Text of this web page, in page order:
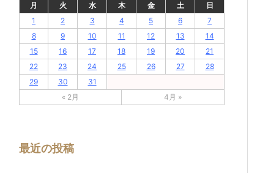
月
火 水 木 金 土
日
1
2 3 4 5 6
7
8
9 10 11 12 13
14
15
16 17 18 19 20
21
22
23 24 25 26 27
28
29
30
31
« 2月
4月 »
最近の投稿